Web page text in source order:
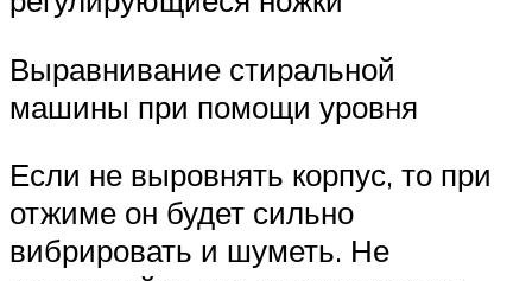
Выравнивание стиральной
машины при помощи уровня
Если не выровнять корпус, то при
отжиме он будет сильно
вибрировать и шуметь. Не